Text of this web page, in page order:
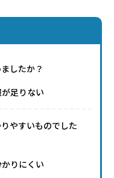
したか？
足りない
やすいものでした
りにくい